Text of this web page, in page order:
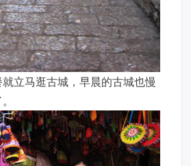
立马逛古城，早晨的古城也慢